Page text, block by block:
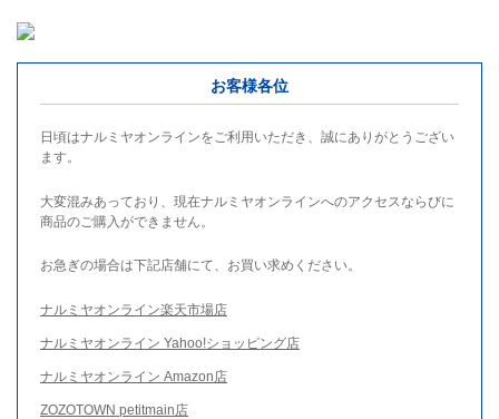
お客様各位
日頃はナルミヤオンラインをご利用いただき、誠にありがとうござい
ます。
大変混みあっており、現在ナルミヤオンラインへのアクセスならびに
商品のご購入ができません。
お急ぎの場合は下記店舗にて、お買い求めください。
ナルミヤオンライン楽天市場店
ナルミヤオンライン Yahoo!ショッピング店
ナルミヤオンライン Amazon店
ZOZOTOWN petitmain店